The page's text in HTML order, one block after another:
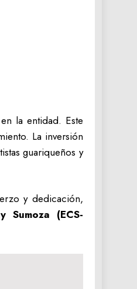
la entidad. Este
La inversión
guariqueños y
y dedicación,
Sumoza (ECS-